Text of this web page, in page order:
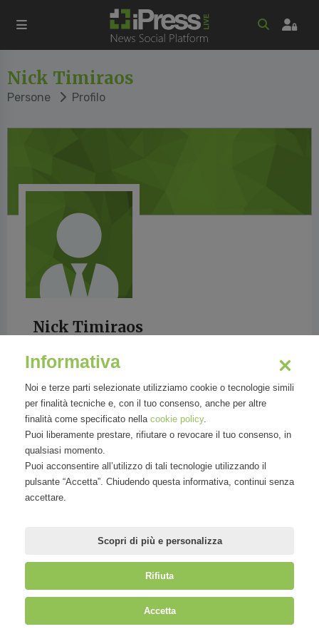
Nick Timiraos
Persone Profilo
Nick Timiraos
Wall Street Journal
Mirandola Comunicazione S.r.l.| P.IVA IT09580130962 | Cap. Soc.
Informativa
Noi e terze parti selezionate utilizziamo cookie o tecnologie simili
per finalità tecniche e, con il tuo consenso, anche per altre
finalità come specificato nella cookie policy.
Puoi liberamente prestare, rifiutare o revocare il tuo consenso, in
qualsiasi momento.
Puoi acconsentire all’utilizzo di tali tecnologie utilizzando il
pulsante “Accetta”. Chiudendo questa informativa, continui senza
accettare.
Scopri di più e personalizza
Rifiuta
Accetta